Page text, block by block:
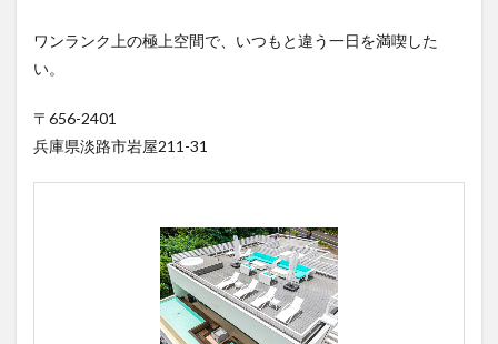
ワンランク上の極上空間で、いつもと違う一日を満喫した
い。
〒656-2401
兵庫県淡路市岩屋211-31